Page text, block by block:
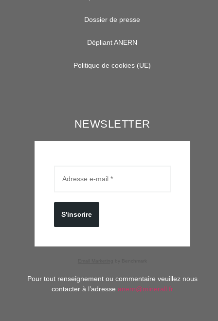
Dossier de presse
Dépliant ANERN
Politique de cookies (UE)
NEWSLETTER
S'inscrire
Pour tout renseignement ou commentaire veuillez nous
contacter à l’adresse anern@minerall.fr